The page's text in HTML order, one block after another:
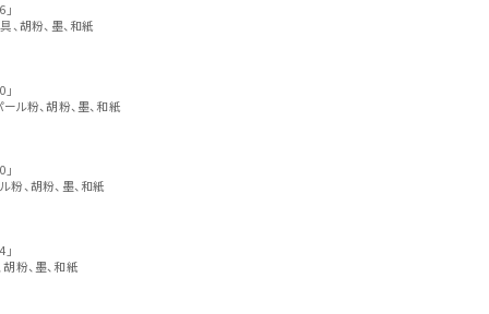
胡粉、墨、和紙
ル粉、胡粉、墨、和紙
粉、胡粉、墨、和紙
粉、墨、和紙